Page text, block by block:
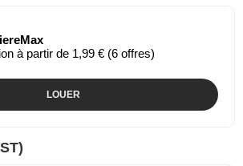
à partir de 1,99 € (6 offres)
LOUER